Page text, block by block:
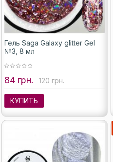
Гель Saga Galaxy glitter Gel
№3, 8 мл
84 грн. 120 грн.
КУПИТЬ